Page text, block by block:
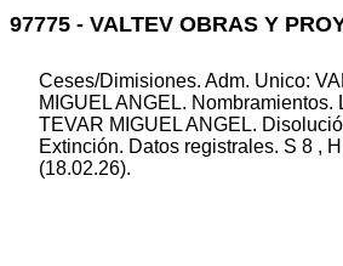
97775 - VALTEV OBRAS Y
Ceses/Dimisiones. Adm. Unico:
MIGUEL ANGEL.
TEVAR MIGUEL ANGEL.
Extinción. Datos registrales. S 8 ,
(18.02.26).